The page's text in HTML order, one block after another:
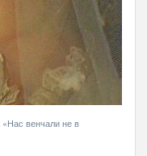
венчали не в